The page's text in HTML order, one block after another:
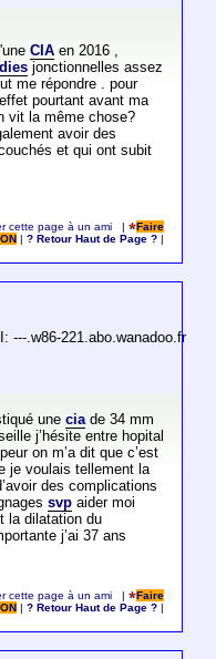
CIAen 2016 ,
jonctionnelles assez
me répondre . pour
pourtant avant ma
vit la même chose?
avoir des
et qui ont subit
cette page à un ami |
Faire
|? Retour Haut de Page ?
---.w86-221.abo.wanadoo.fr
une ciade 34 mm
j’hésite entre hopital
on m’a dit que c’est
je voulais tellement la
des complications
svpaider moi
la dilatation du
j’ai 37 ans
cette page à un ami |
Faire
|? Retour Haut de Page ?